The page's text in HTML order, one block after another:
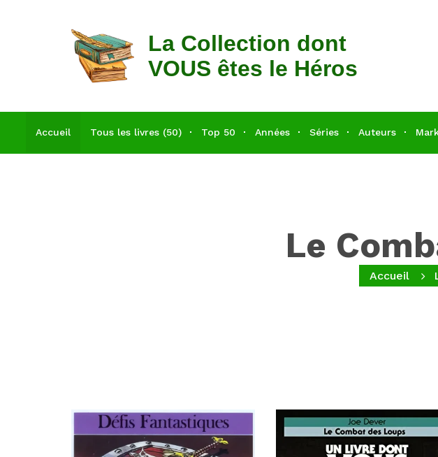
La Collection dont
VOUS êtes le Héros
Accueil Tous les livres (50) Top 50 Années Séries Auteurs
Le
Accueil